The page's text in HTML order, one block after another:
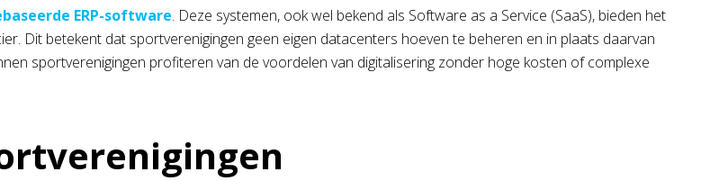
ERP-software. Deze systemen, ook wel bekend als Software as a Service (SaaS), bieden het
Dit betekent dat sportverenigingen geen eigen datacenters hoeven te beheren en in plaats daarvan
sportverenigingen profiteren van de voordelen van digitalisering zonder hoge kosten of complexe